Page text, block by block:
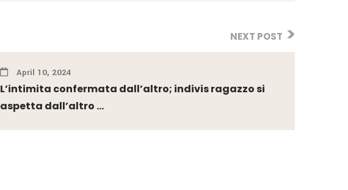
NEXT POST
April 10, 2024
L’intimita confermata dall’altro; indivis ragazzo si
aspetta dall’altro ...